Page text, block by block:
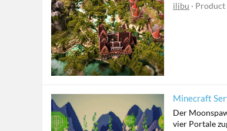
ilibu
Product
Minecraft
Der
vier Portale